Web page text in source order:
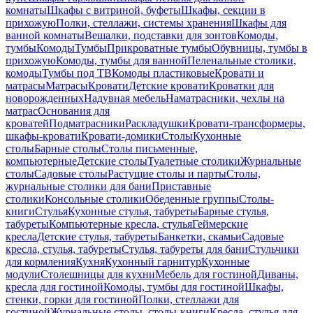
комнатыШкафы с витриной, буфетыШкафы, секции в
прихожуюПолки, стеллажи, системы храненияШкафы для
ванной комнатыВешалки, подставки для зонтовКомоды,
тумбыКомодыТумбыПрикроватные тумбыОбувницы, тумбы в
прихожуюКомоды, тумбы для ваннойПеленальные столики,
комодыТумбы под ТВКомоды пластиковыеКровати и
матрасыМатрасыКроватиДетские кроватиКроватки для
новорожденныхНадувная мебельНаматрасники, чехлы на
матрасОснования для
кроватейПодматрасникиРаскладушкиКровати-трансформеры,
шкафы-кроватиКровати-домикиСтолыКухонные
столыБарные столыСтолы письменные,
компьютерныеДетские столыТуалетные столикиЖурнальные
столыСадовые столыРастущие столы и партыСтолы,
журнальные столики для баниПриставные
столикиКонсольные столикиОбеденные группыСтолы-
книгиСтульяКухонные стулья, табуретыБарные стулья,
табуретыКомпьютерные кресла, стульяГеймерские
креслаДетские стулья, табуретыБанкетки, скамьиСадовые
кресла, стулья, табуретыСтулья, табуреты для баниСтульчики
для кормленияКухняКухонный гарнитурКухонные
модулиСтолешницы для кухниМебель для гостинойДиваны,
кресла для гостинойКомоды, тумбы для гостинойШкафы,
стенки, горки для гостинойПолки, стеллажи для